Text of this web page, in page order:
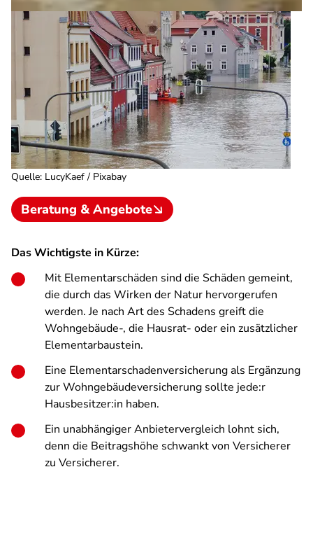
Quelle: LucyKaef / Pixabay
Beratung & Angebote
Das Wichtigste in Kürze:
Mit Elementarschäden sind die Schäden gemeint,
die durch das Wirken der Natur hervorgerufen
werden. Je nach Art des Schadens greift die
Wohngebäude-, die Hausrat- oder ein zusätzlicher
Elementarbaustein.
Eine Elementarschadenversicherung als Ergänzung
zur Wohngebäudeversicherung sollte jede:r
Hausbesitzer:in haben.
Ein unabhängiger Anbietervergleich lohnt sich,
denn die Beitragshöhe schwankt von Versicherer
zu Versicherer.